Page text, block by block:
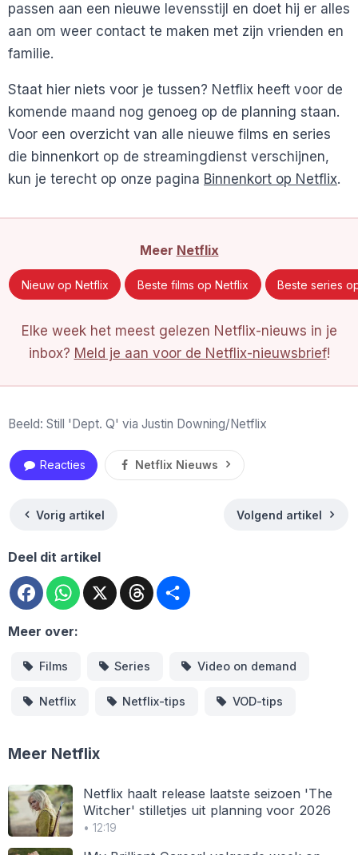
passen aan een nieuwe levensstijl en doet hij er alles
aan om weer contact te maken met zijn vrienden en
familie.
Staat hier niets voor je tussen? Netflix heeft voor de
komende maand nog genoeg op de planning staan.
Voor een overzicht van alle nieuwe films en series
die binnenkort op de streamingdienst verschijnen,
kun je terecht op onze pagina Binnenkort op Netflix.
Meer Netflix
Nieuw op Netflix Beste films op Netflix Beste series
Elke week het meest gelezen Netflix-nieuws in je
inbox? Meld je aan voor de Netflix-nieuwsbrief!
Beeld: Still 'Dept. Q' via Justin Downing/Netflix
Reacties Netflix Nieuws
Vorig artikel Volgend artikel
Deel dit artikel
FacebookWhatsApp
X Threads
Meer over:
Films Series Video on demand
Netflix Netflix-tips VOD-tips
Meer Netflix
Netflix haalt release laatste seizoen 'The
Witcher' stilletjes uit planning voor 2026
• 12:19